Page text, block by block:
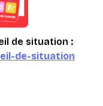
de situation :
de-situation